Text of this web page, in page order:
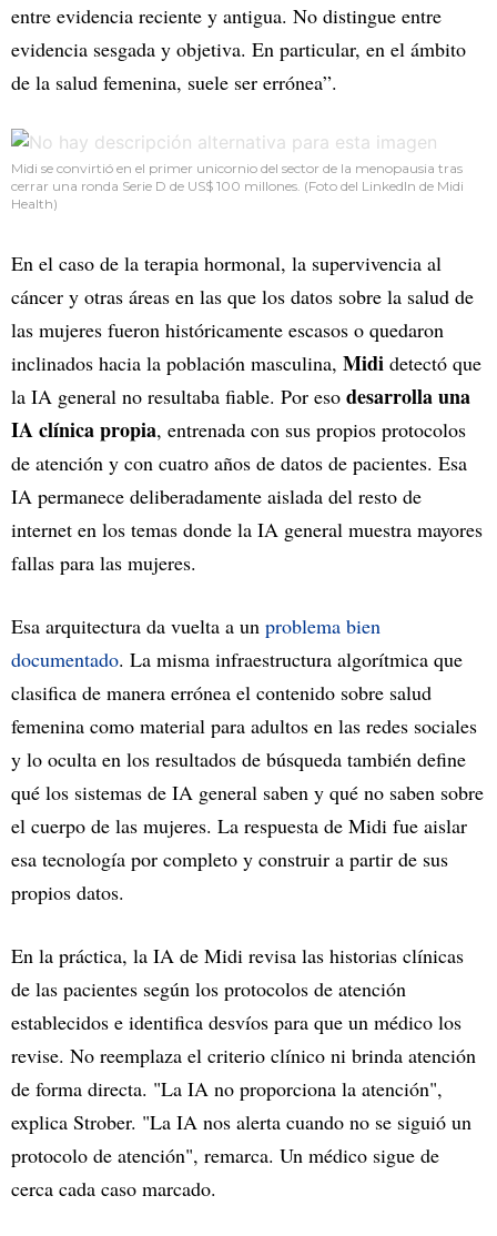
entre evidencia reciente y antigua. No distingue entre
evidencia sesgada y objetiva. En particular, en el ámbito
de la salud femenina, suele ser errónea”.
Midi se convirtió en el primer unicornio del sector de la menopausia tras
cerrar una ronda Serie D de US$ 100 millones. (Foto del LinkedIn de Midi
Health)
En el caso de la terapia hormonal, la supervivencia al
cáncer y otras áreas en las que los datos sobre la salud de
las mujeres fueron históricamente escasos o quedaron
inclinados hacia la población masculina, Midi detectó que
la IA general no resultaba fiable. Por eso desarrolla una
IA clínica propia, entrenada con sus propios protocolos
de atención y con cuatro años de datos de pacientes. Esa
IA permanece deliberadamente aislada del resto de
internet en los temas donde la IA general muestra mayores
fallas para las mujeres.
Esa arquitectura da vuelta a un problema bien
documentado. La misma infraestructura algorítmica que
clasifica de manera errónea el contenido sobre salud
femenina como material para adultos en las redes sociales
y lo oculta en los resultados de búsqueda también define
qué los sistemas de IA general saben y qué no saben sobre
el cuerpo de las mujeres. La respuesta de Midi fue aislar
esa tecnología por completo y construir a partir de sus
propios datos.
En la práctica, la IA de Midi revisa las historias clínicas
de las pacientes según los protocolos de atención
establecidos e identifica desvíos para que un médico los
revise. No reemplaza el criterio clínico ni brinda atención
de forma directa. "La IA no proporciona la atención",
explica Strober. "La IA nos alerta cuando no se siguió un
protocolo de atención", remarca. Un médico sigue de
cerca cada caso marcado.